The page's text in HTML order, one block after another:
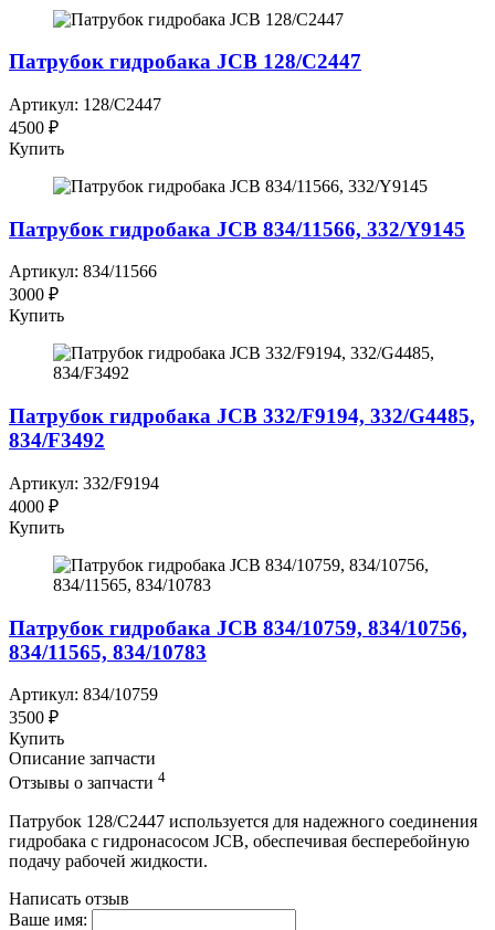
Патрубок гидробака JCB 128/C2447
Артикул: 128/C2447
4500 ₽
Купить
Патрубок гидробака JCB 834/11566, 332/Y9145
Артикул: 834/11566
3000 ₽
Купить
Патрубок гидробака JCB 332/F9194, 332/G4485,
834/F3492
Артикул: 332/F9194
4000 ₽
Купить
Патрубок гидробака JCB 834/10759, 834/10756,
834/11565, 834/10783
Артикул: 834/10759
3500 ₽
Купить
Описание запчасти
Отзывы о запчасти 4
Патрубок 128/C2447 используется для надежного соединения
гидробака с гидронасосом JCB, обеспечивая бесперебойную
подачу рабочей жидкости.
Написать отзыв
Ваше имя: